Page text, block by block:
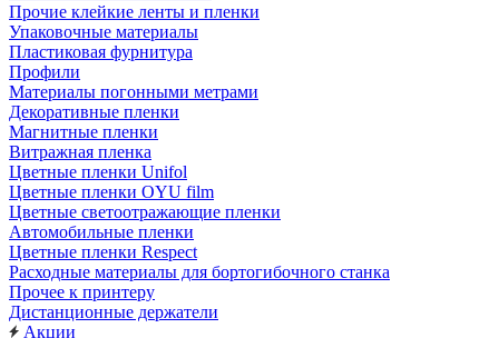
Прочие клейкие ленты и пленки
Упаковочные материалы
Пластиковая фурнитура
Профили
Материалы погонными метрами
Декоративные пленки
Магнитные пленки
Витражная пленка
Цветные пленки Unifol
Цветные пленки OYU film
Цветные светоотражающие пленки
Автомобильные пленки
Цветные пленки Respect
Расходные материалы для бортогибочного станка
Прочее к принтеру
Дистанционные держатели
Акции